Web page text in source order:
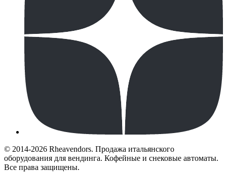
© 2014-2026 Rheavendors. Продажа итальянского
оборудования для вендинга. Кофейные и снековые автоматы.
Все права защищены.